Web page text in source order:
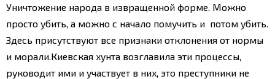
Уничтожение народа в извращенной форме. Можно
просто убить, а можно с начало помучить и потом убить.
Здесь присутствуют все признаки отклонения от нормы
и морали. Киевская хунта возглавила эти процессы,
руководит ими и участвует в них, это преступники не